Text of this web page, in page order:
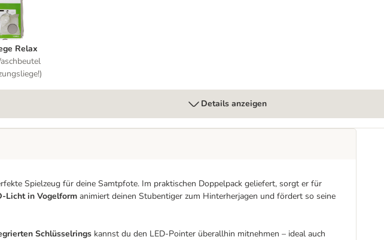
Relax
Details anzeigen
Spielzeug für deine Samtpfote. Im praktischen Doppelpack geliefert, sorgt er für
Licht in Vogelform animiert deinen Stubentiger zum Hinterherjagen und fördert so seine
Schlüsselrings kannst du den LED-Pointer überallhin mitnehmen – ideal auch